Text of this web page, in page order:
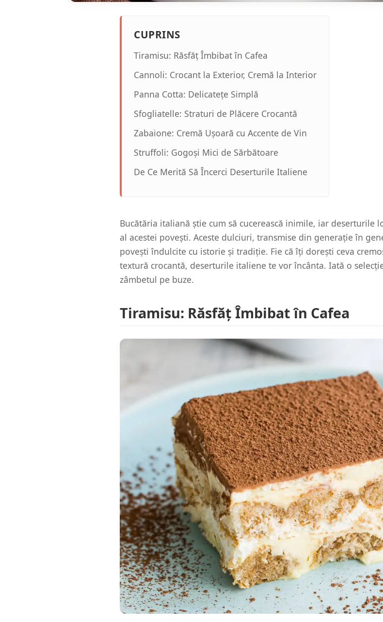
CUPRINS
Tiramisu: Răsfăț Îmbibat în Cafea
Cannoli: Crocant la Exterior, Cremă la Interior
Panna Cotta: Delicatețe Simplă
Sfogliatelle: Straturi de Plăcere Crocantă
Zabaione: Cremă Ușoară cu Accente de Vin
Struffoli: Gogoși Mici de Sărbătoare
De Ce Merită Să Încerci Deserturile Italiene
Bucătăria italiană știe cum să cucerească inimile, iar deserturile
al acestei povești. Aceste dulciuri, transmise din generație în
povești îndulcite cu istorie și tradiție. Fie că îți dorești ceva
textură crocantă, deserturile italiene te vor încânta. Iată o
zâmbetul pe buze.
Tiramisu: Răsfăț Îmbibat în Cafea